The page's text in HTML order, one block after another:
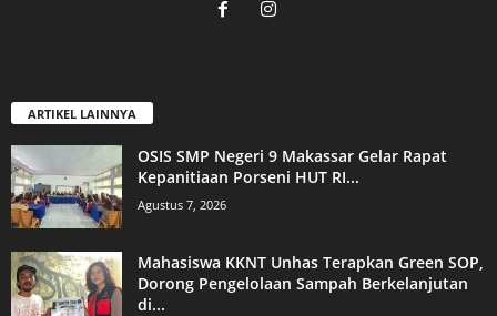
ARTIKEL LAINNYA
OSIS SMP Negeri 9 Makassar Gelar Rapat
Kepanitiaan Porseni HUT RI...
Agustus 7, 2026
Mahasiswa KKNT Unhas Terapkan Green SOP,
Dorong Pengelolaan Sampah Berkelanjutan
di...